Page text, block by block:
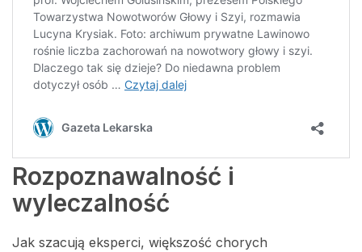
Rozpoznawalność i
wyleczalność
Jak szacują eksperci, większość chorych